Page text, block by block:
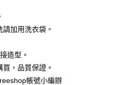
加用洗衣袋。
造型。
，品質保證。
帳號小編辦